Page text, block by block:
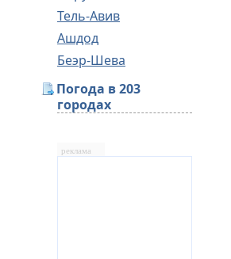
Тель-Авив
Ашдод
Беэр-Шева
Погода в 203
городах
реклама